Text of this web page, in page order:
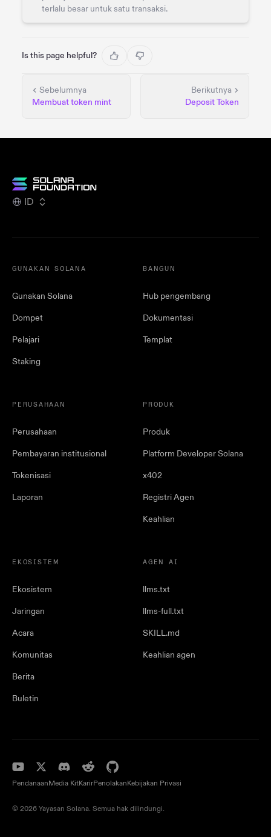
terlalu besar untuk satu transaksi.
Is this page helpful?
Sebelumnya
Membuat token mint
Berikutnya
Deposit Token
ID
GUNAKAN SOLANA
Gunakan Solana
Dompet
Pelajari
Staking
BANGUN
Hub pengembang
Dokumentasi
Templat
PERUSAHAAN
Perusahaan
Pembayaran institusional
Tokenisasi
Laporan
PRODUK
Produk
Platform Developer Solana
x402
Registri Agen
Keahlian
EKOSISTEM
Ekosistem
Jaringan
Acara
Komunitas
Berita
Buletin
AGEN AI
llms.txt
llms-full.txt
SKILL.md
Keahlian agen
PendanaanMedia KitKarirPenolakanKebijakan Privasi
© 2026 Yayasan Solana. Semua hak dilindungi.